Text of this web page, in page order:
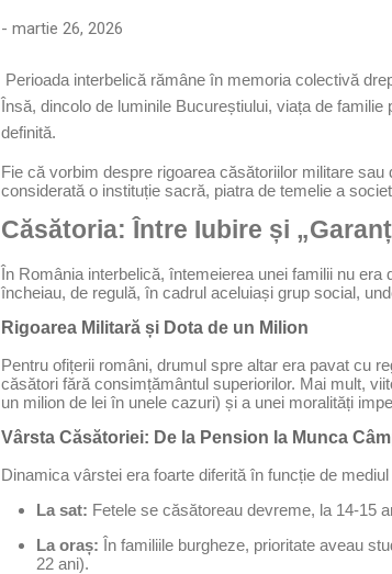
- martie 26, 2026
Perioada interbelică rămâne în memoria colectivă
Însă, dincolo de luminile Bucureștiului, viața de
definită.
Fie că vorbim despre rigoarea căsătoriilor militare sau
considerată o instituție sacră, piatra de temelie a
Căsătoria: Între Iubire și
În România interbelică, întemeierea unei familii nu
încheiau, de regulă, în cadrul aceluiași grup social,
Rigoarea Militară și Dota de un Milion
Pentru ofițerii români, drumul spre altar era pavat cu
căsători fără consimțământul superiorilor. Mai mult,
un milion de lei în unele cazuri) și a unei moralități
Vârsta Căsătoriei: De la Pension la Munca
Dinamica vârstei era foarte diferită în funcție de
La sat: Fetele se căsătoreau devreme, la 14-15
La oraș: În familiile burgheze, prioritate aveau
22 ani).